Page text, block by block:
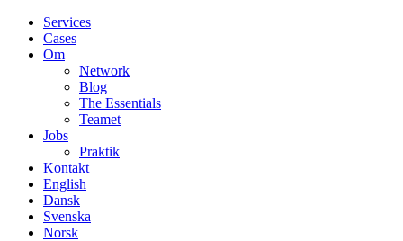
Services
Cases
Om
Network
Blog
The Essentials
Teamet
Jobs
Praktik
Kontakt
English
Dansk
Svenska
Norsk